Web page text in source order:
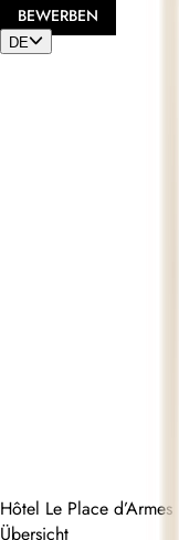
BEWERBEN
DE
Hôtel Le Place d’Armes
Übersicht